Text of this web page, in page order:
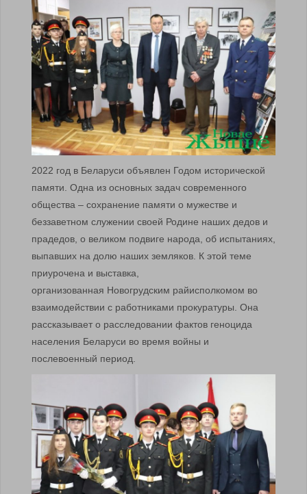
2022 год в Беларуси объявлен Годом исторической
памяти. Одна из основных задач современного
общества – сохранение памяти о мужестве и
беззаветном служении своей Родине наших дедов и
прадедов, о великом подвиге народа, об испытаниях,
выпавших на долю наших земляков. К этой теме
приурочена и выставка,
организованная Новогрудским райисполкомом во
взаимодействии с работниками прокуратуры. Она
рассказывает о расследовании фактов геноцида
населения Беларуси во время войны и
послевоенный период.